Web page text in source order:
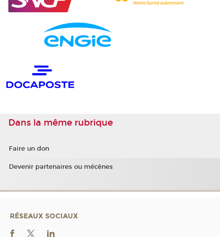
Dans la même rubrique
Faire un don
Devenir partenaires ou mécènes
RÉSEAUX SOCIAUX